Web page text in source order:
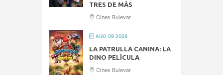
TRES DE MÁS
Cines Bulevar
AGO 09 2026
LA PATRULLA CANINA: LA
DINO PELÍCULA
Cines Bulevar